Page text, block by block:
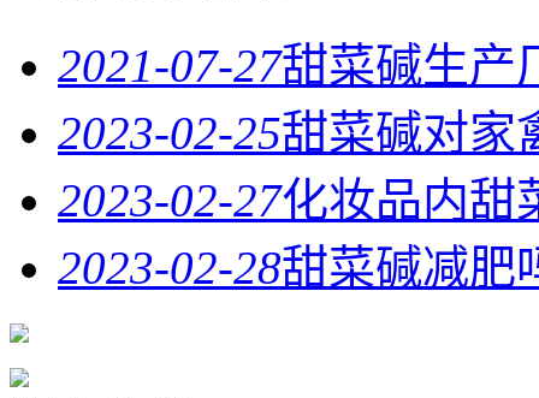
2021-07-27甜菜碱生产
2023-02-25甜菜碱对家
2023-02-27化妆品内甜
2023-02-28甜菜碱减肥